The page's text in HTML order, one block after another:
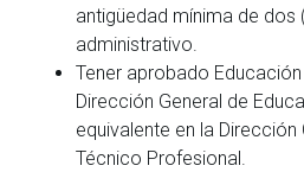
antigüedad mínima de dos
administrativo.
Tener aprobado
Dirección General de
equivalente en la
Técnico Profesional.